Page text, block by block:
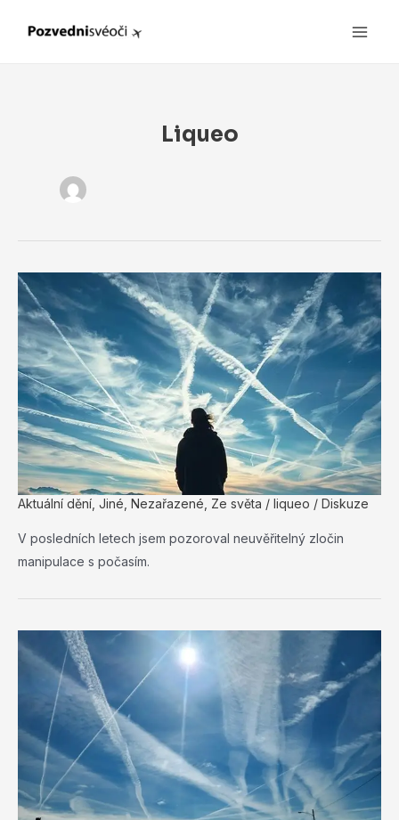
Liqueo
Aktuální dění Jiné Nezařazené Ze světa / liqueo / Diskuze
V posledních letech jsem pozoroval neuvěřitelný zločin
manipulace s počasím.